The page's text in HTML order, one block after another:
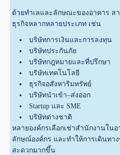
ด้วยทำเลและลักษณะของอาคาร ส
ธุรกิจหลากหลายประเภท เช่น
บริษัทการเงินและการลงทุน
บริษัทประกันภัย
บริษัทกฎหมายและที่ปรึกษา
บริษัทเทคโนโลยี
ธุรกิจอสังหาริมทรัพย์
บริษัทนำเข้า–ส่งออก
Startup และ SME
บริษัทต่างชาติ
หลายองค์กรเลือกเช่าสำนักงานใน
ลักษณ์องค์กร และทำให้การเดินทา
สะดวกมากขึ้น